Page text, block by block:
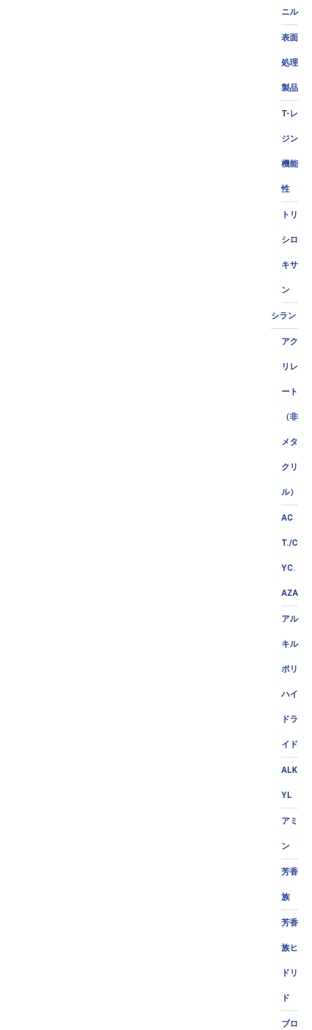
ニル
表面
処理
製品
T-レ
ジン
機能
性
トリ
シロ
キサ
ン
シラン
アク
リレ
ート
（非
メタ
クリ
ル）
AC
T./C
YC.
AZA
アル
キル
ポリ
ハイ
ドラ
イド
ALK
YL
アミ
ン
芳香
族
芳香
族ヒ
ドリ
ド
ブロ